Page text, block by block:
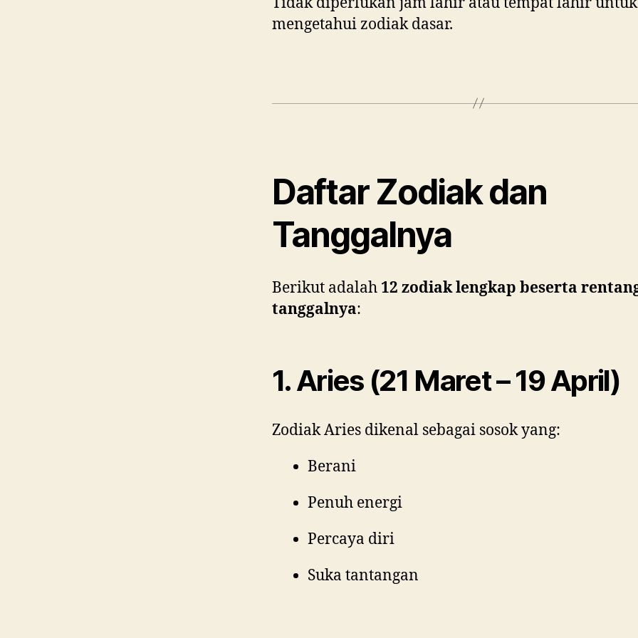
mengetahui zodiak dasar.
Daftar Zodiak dan
Tanggalnya
Berikut adalah 12 zodiak lengkap beserta
tanggalnya:
1. Aries (21 Maret – 19 April)
Zodiak Aries dikenal sebagai sosok yang:
Berani
Penuh energi
Percaya diri
Suka tantangan